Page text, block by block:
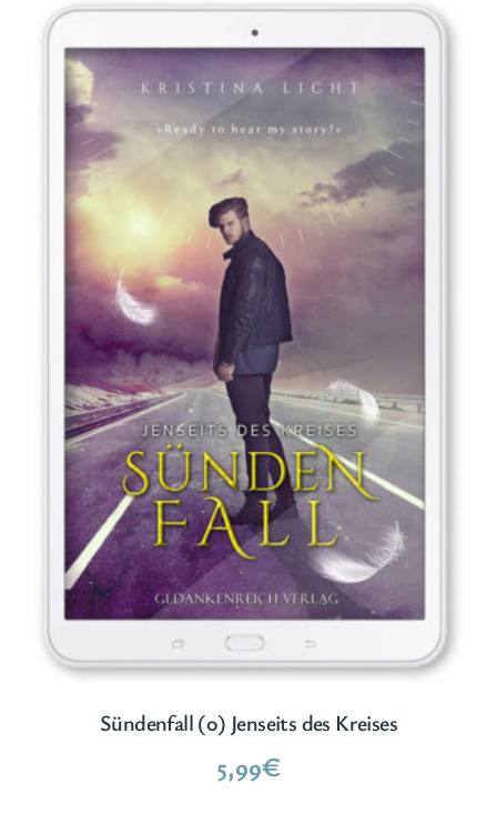
Sündenfall (0) Jenseits des Kreises
5,99€